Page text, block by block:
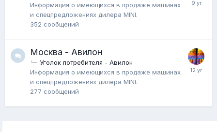
Информация о имеющихся в продаже машинах
и спецпредложениях дилера MINI.
352 сообщений
Москва - Авилон
Уголок потребителя - Авилон
Информация о имеющихся в продаже машинах
и спецпредложениях дилера MINI.
277 сообщений